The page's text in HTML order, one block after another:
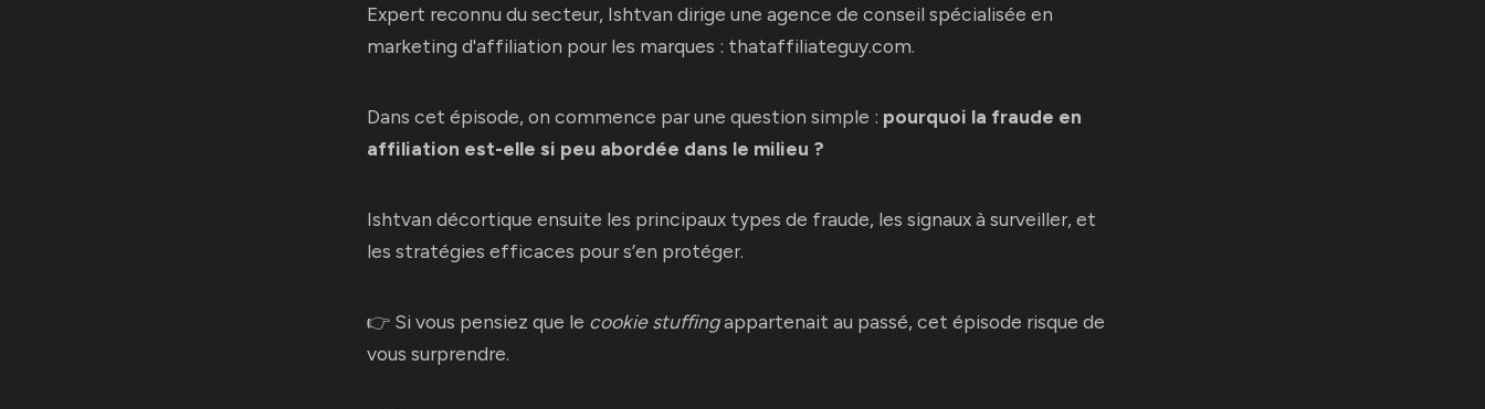
Expert reconnu du secteur, Ishtvan dirige une agence de conseil spécialisée en
marketing d'affiliation pour les marques : thataffiliateguy.com.
Dans cet épisode, on commence par une question simple : pourquoi la fraude en
affiliation est-elle si peu abordée dans le milieu ?
Ishtvan décortique ensuite les principaux types de fraude, les signaux à surveiller, et
les stratégies efficaces pour s’en protéger.
👉 Si vous pensiez que le cookie stuffingappartenait au passé, cet épisode risque de
vous surprendre.